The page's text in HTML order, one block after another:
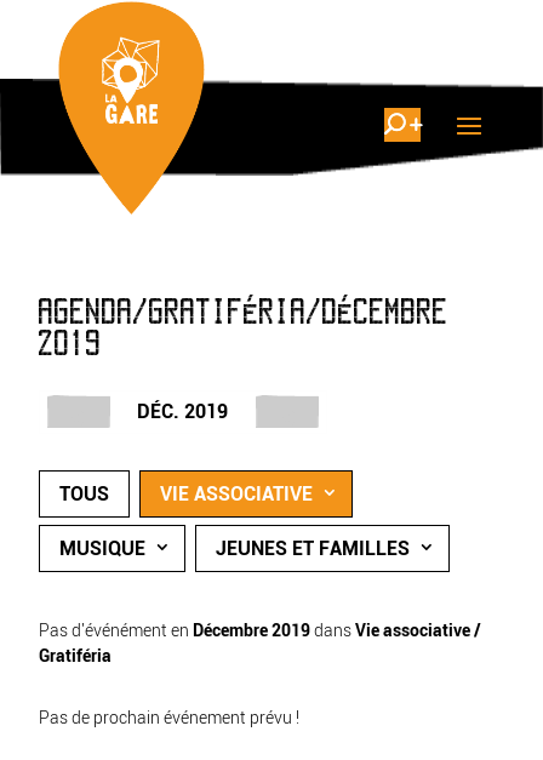
AGENDA/GRATIFÉRIA/DÉCEMBRE
2019
DÉC. 2019
TOUS VIE ASSOCIATIVE
MUSIQUE JEUNES ET FAMILLES
Pas d'événément en Décembre 2019dansVie associative /
Gratiféria
Pas de prochain événement prévu !